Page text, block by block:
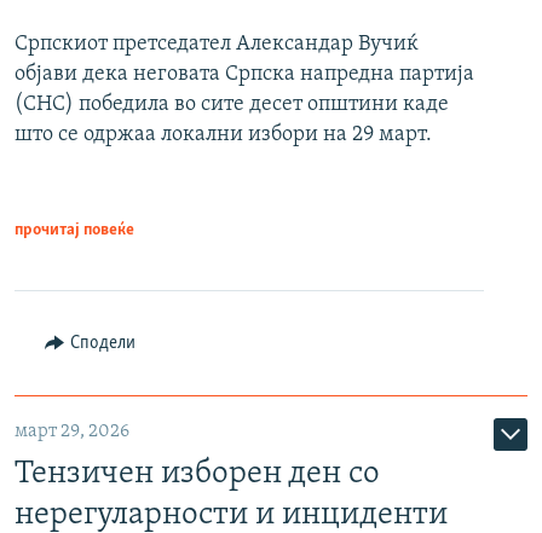
Српскиот претседател Александар Вучиќ
објави дека неговата Српска напредна партија
(СНС) победила во сите десет општини каде
што се одржаа локални избори на 29 март.
прочитај повеќе
Сподели
март 29, 2026
Тензичен изборен ден со
нерегуларности и инциденти